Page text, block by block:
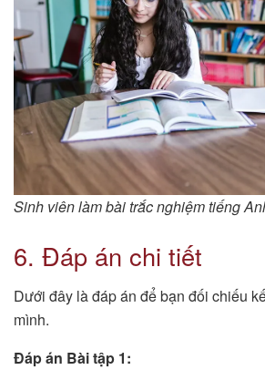
Sinh viên làm bài trắc nghiệm tiếng
6. Đáp án chi tiết
Dưới đây là đáp án để bạn đối chiếu
mình.
Đáp án Bài tập 1: